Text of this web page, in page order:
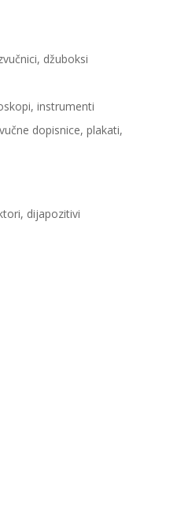
džuboksi
instrumenti
dopisnice, plakati,
dijapozitivi